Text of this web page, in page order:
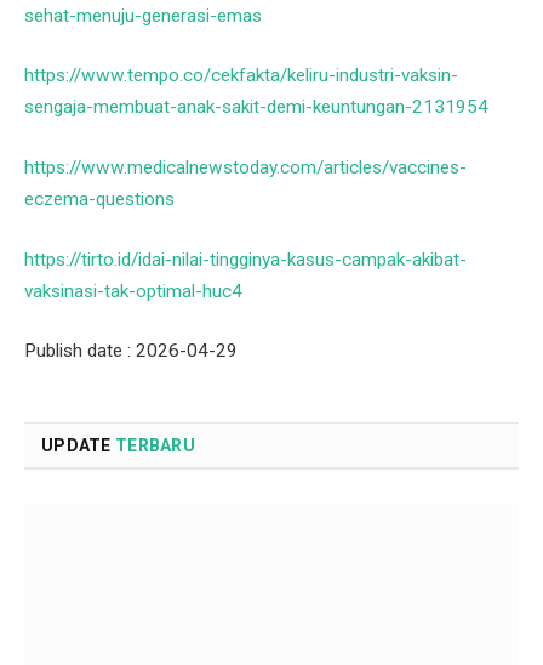
sehat-menuju-generasi-emas
https://www.tempo.co/cekfakta/keliru-industri-vaksin-
sengaja-membuat-anak-sakit-demi-keuntungan-2131954
https://www.medicalnewstoday.com/articles/vaccines-
eczema-questions
https://tirto.id/idai-nilai-tingginya-kasus-campak-akibat-
vaksinasi-tak-optimal-huc4
Publish date : 2026-04-29
UPDATE TERBARU